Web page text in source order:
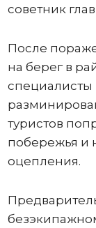
советник
После
на берег в
туристов
побережья и
оцепления.